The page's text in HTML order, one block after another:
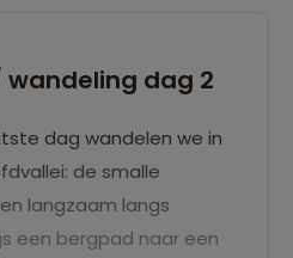
dag 2
dag wandelen we in
de smalle
langzaam langs
een bergpad naar een